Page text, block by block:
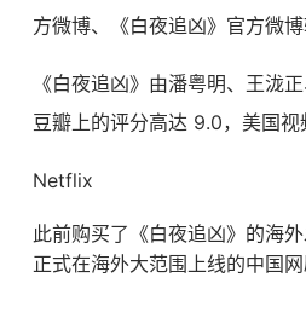
方微博、《白夜追凶》官方微
《白夜追凶》由潘粤明、王泷
豆瓣上的评分高达 9.0，美国
Netflix
此前购买了《白夜追凶》的海
正式在海外大范围上线的中国网